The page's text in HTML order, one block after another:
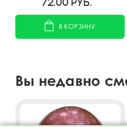
В КОРЗИНУ
Вы недавно